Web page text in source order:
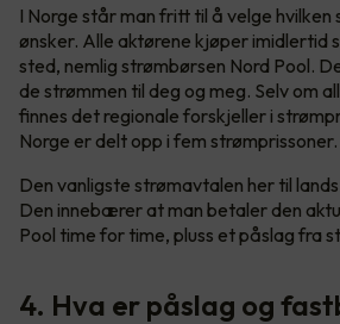
I Norge står man fritt til å velge
ønsker. Alle aktørene kjøper imidlertid
sted, nemlig strømbørsen Nord Pool.
de strømmen til deg og meg. Selv om
finnes det regionale forskjeller i
Norge er delt opp i fem strømprissoner.
Den vanligste strømavtalen her til
Den innebærer at man betaler den
Pool time for time, pluss et påslag fra
4. Hva er påslag og